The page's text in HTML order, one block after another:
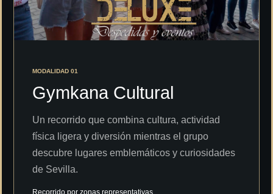
MODALIDAD 01
Gymkana Cultural
Un recorrido que combina cultura, actividad
física ligera y diversión mientras el grupo
descubre lugares emblemáticos y curiosidades
de Sevilla.
Recorrido por zonas representativas